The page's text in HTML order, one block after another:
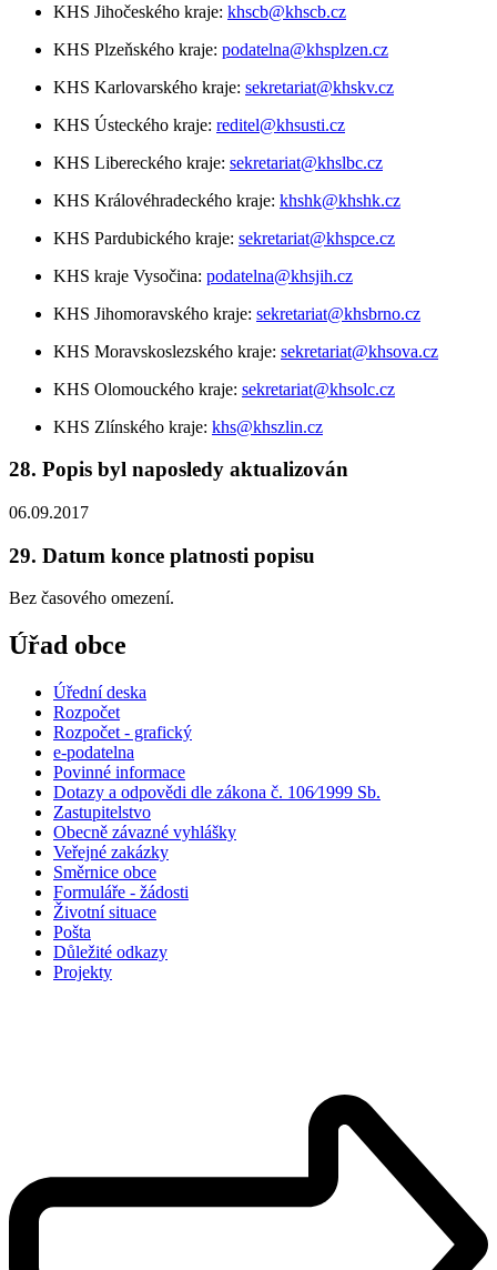
KHS Jihočeského kraje: khscb@khscb.cz
KHS Plzeňského kraje: podatelna@khsplzen.cz
KHS Karlovarského kraje: sekretariat@khskv.cz
KHS Ústeckého kraje: reditel@khsusti.cz
KHS Libereckého kraje: sekretariat@khslbc.cz
KHS Královéhradeckého kraje: khshk@khshk.cz
KHS Pardubického kraje: sekretariat@khspce.cz
KHS kraje Vysočina: podatelna@khsjih.cz
KHS Jihomoravského kraje: sekretariat@khsbrno.cz
KHS Moravskoslezského kraje: sekretariat@khsova.cz
KHS Olomouckého kraje: sekretariat@khsolc.cz
KHS Zlínského kraje: khs@khszlin.cz
28. Popis byl naposledy aktualizován
06.09.2017
29. Datum konce platnosti popisu
Bez časového omezení.
Úřad obce
Úřední deska
Rozpočet
Rozpočet - grafický
e-podatelna
Povinné informace
Dotazy a odpovědi dle zákona č. 106⁄1999 Sb.
Zastupitelstvo
Obecně závazné vyhlášky
Veřejné zakázky
Směrnice obce
Formuláře - žádosti
Životní situace
Pošta
Důležité odkazy
Projekty